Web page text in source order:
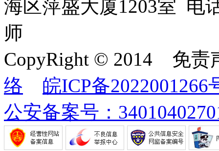
海区萍盛大厦1203室 电
师
CopyRight © 2014 免
络
皖ICP备2022001266
公安备案号：